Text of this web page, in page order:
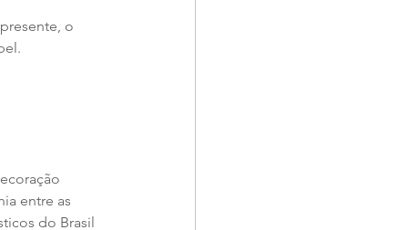
o
entre as
do Brasil